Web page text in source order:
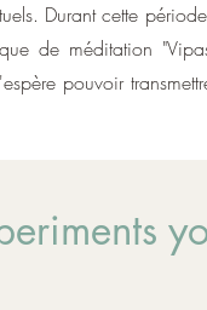
Durant cette
de méditation "V
pouvoir